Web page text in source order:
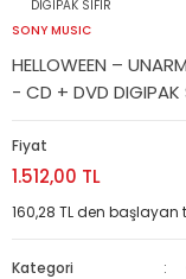
SONY MUSIC
HELLOWEEN –
- CD + DVD DIGIPAK
Fiyat
1.512,00 TL
160,28 TL den başlayan
Kategori